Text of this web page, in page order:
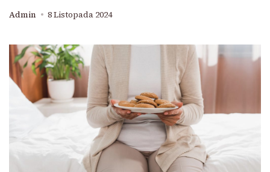
Admin 8 Listopada 2024